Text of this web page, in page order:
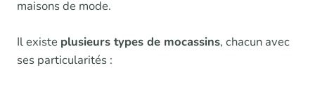
maisons de mode.
Il existe plusieurs types de mocassins, chacun avec
ses particularités :